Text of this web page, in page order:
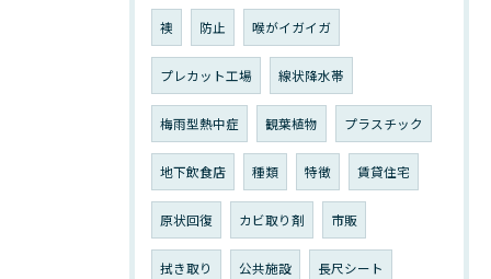
襖 防止 喉がイガイガ
プレカット工場 線状降水帯
梅雨型熱中症 観葉植物 プラスチック
地下飲食店 種類 特徴 賃貸住宅
原状回復 カビ取り剤 市販
拭き取り 公共施設 長尺シート